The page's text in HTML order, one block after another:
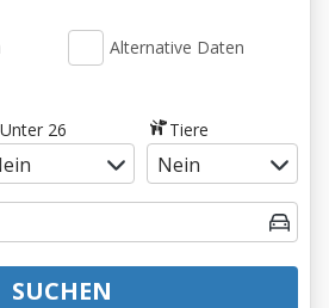
Alternative Daten
Unter 26 Tiere
SUCHEN